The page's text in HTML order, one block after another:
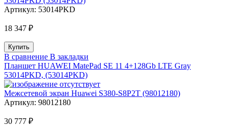
Артикул: 53014PKD
18 347 ₽
В сравнение В закладки
Планшет HUAWEI MatePad SE 11 4+128Gb LTE Gray
53014PKD, (53014PKD)
Межсетевой экран Huawei S380-S8P2T (98012180)
Артикул: 98012180
30 777 ₽